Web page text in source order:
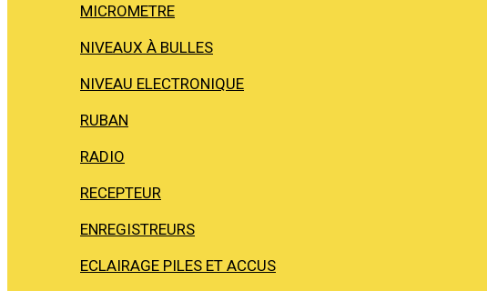
MICROMETRE
NIVEAUX À BULLES
NIVEAU ELECTRONIQUE
RUBAN
RADIO
RECEPTEUR
ENREGISTREURS
ECLAIRAGE PILES ET ACCUS